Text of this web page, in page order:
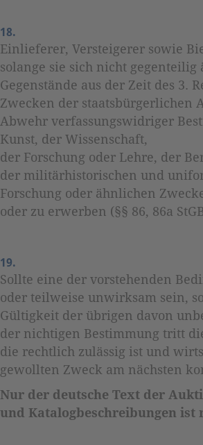
18.
Einlieferer, Versteigerer sowie
solange sie sich nicht gegenteilig
Gegenstände aus der Zeit des 3.
Zwecken der staatsbürgerlichen
Abwehr verfassungswidriger
Kunst, der Wissenschaft,
der Forschung oder Lehre, der
der militärhistorischen und
Forschung oder ähnlichen
oder zu erwerben (§§ 86, 86a
19.
Sollte eine der vorstehenden
oder teilweise unwirksam sein,
Gültigkeit der übrigen davon
der nichtigen Bestimmung tritt
die rechtlich zulässig ist und
gewollten Zweck am nächsten
Nur der deutsche Text der
und Katalogbeschreibungen ist